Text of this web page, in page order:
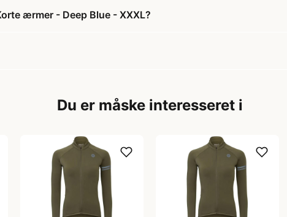
ærmer - Deep Blue - XXXL?
Du er måske interesseret i